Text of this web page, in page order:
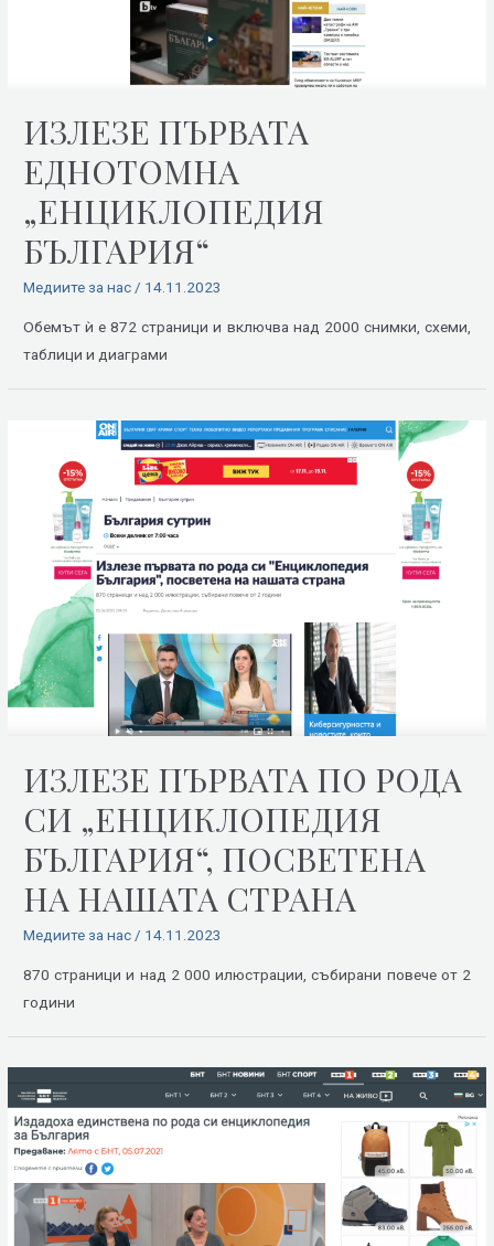
ИЗЛЕЗЕ ПЪРВАТА
ЕДНОТОМНА
„ЕНЦИКЛОПЕДИЯ
БЪЛГАРИЯ“
Медиите за нас/ 14.11.2023
Обемът ѝ е 872 страници и включва над 2000 снимки, схеми,
таблици и диаграми
ИЗЛЕЗЕ ПЪРВАТА ПО РОДА
СИ „ЕНЦИКЛОПЕДИЯ
БЪЛГАРИЯ“, ПОСВЕТЕНА
НА НАШАТА СТРАНА
Медиите за нас / 14.11.2023
870 страници и над 2 000 илюстрации, събирани повече от 2
години